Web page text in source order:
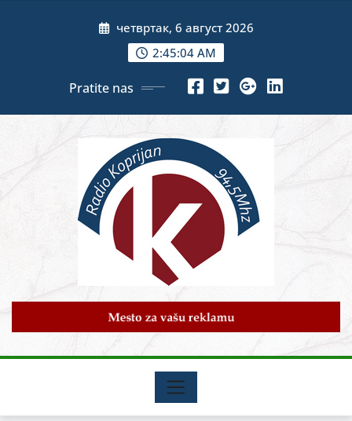
четвртак, 6 август 2026
2:45:05 AM
Pratite nas